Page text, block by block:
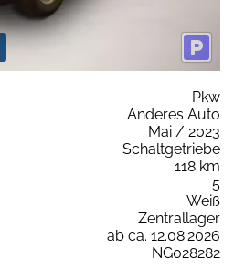
Pkw
Anderes Auto
Mai / 2023
Schaltgetriebe
118 km
5
Weiß
Zentrallager
ab ca. 12.08.2026
NG028282